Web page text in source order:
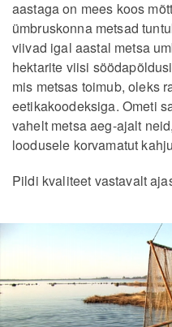
aastaga on mees koos
ümbruskonna metsad
viivad igal aastal metsa
hektarite viisi
mis metsas toimub, oleks
eetikakoodeksiga. Ometi
vahelt metsa aeg-ajalt
loodusele korvamatut
Pildi kvaliteet vastavalt